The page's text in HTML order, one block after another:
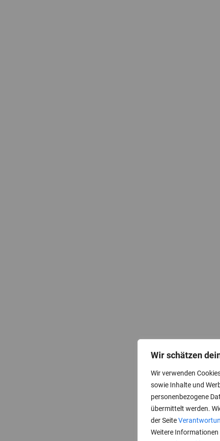
Wir schätzen
Wir verwenden
sowie Inhalte und
personenbezogene
übermittelt werden.
der Seite
Weitere